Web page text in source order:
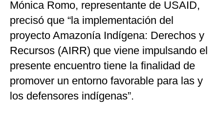
Mónica Romo, representante de USAID,
precisó que “la implementación del
proyecto Amazonía Indígena: Derechos y
Recursos (AIRR) que viene impulsando el
presente encuentro tiene la finalidad de
promover un entorno favorable para las y
los defensores indígenas”.